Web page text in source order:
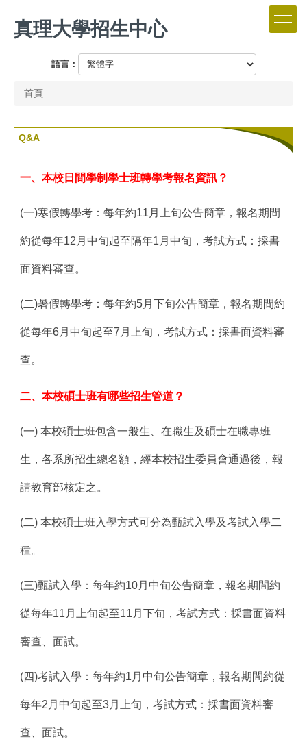
到
主真理大學招生中心
語言：
首頁
Q&A
一、本校日間學制學士班轉學考報名資訊？
(一)寒假轉學考：每年約11月上旬公告簡章，報名期間
約從每年12月中旬起至隔年1月中旬，考試方式：採書
面資料審查。
(二)暑假轉學考：每年約5月下旬公告簡章，報名期間約
從每年6月中旬起至7月上旬，考試方式：採書面資料審
查。
二、本校碩士班有哪些招生管道？
(一) 本校碩士班包含一般生、在職生及碩士在職專班
生，各系所招生總名額，經本校招生委員會通過後，報
請教育部核定之。
(二) 本校碩士班入學方式可分為甄試入學及考試入學二
種。
(三)甄試入學：每年約10月中旬公告簡章，報名期間約
從每年11月上旬起至11月下旬，考試方式：採書面資料
審查、面試。
(四)考試入學：每年約1月中旬公告簡章，報名期間約從
每年2月中旬起至3月上旬，考試方式：採書面資料審
查、面試。